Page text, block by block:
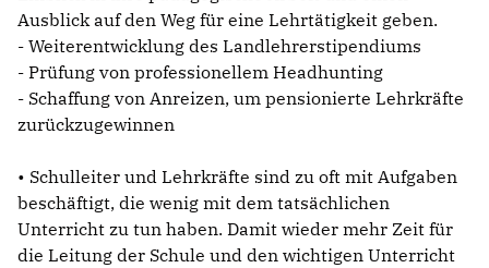
Ausblick auf den Weg für eine Lehrtätigkeit geben.
- Weiterentwicklung des Landlehrerstipendiums
- Prüfung von professionellem Headhunting
- Schaffung von Anreizen, um pensionierte Lehrkräfte
zurückzugewinnen
• Schulleiter und Lehrkräfte sind zu oft mit Aufgaben
beschäftigt, die wenig mit dem tatsächlichen
Unterricht zu tun haben. Damit wieder mehr Zeit für
die Leitung der Schule und den wichtigen Unterricht